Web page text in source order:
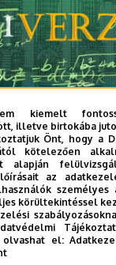
Debreceni
kiemelt
illetve birtokába
Önt, hogy a
kötelezően
alapján
az
személyes
körültekintéssel
olvashat el: